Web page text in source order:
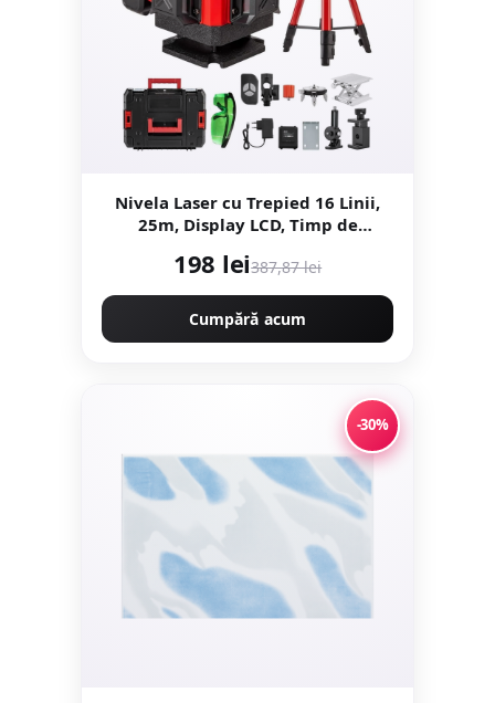
Nivela Laser cu Trepied 16 Linii,
25m, Display LCD, Timp de
Profesional, CAMPION
PROFESIONAL CMP1727
198 lei387,87 lei
Cumpără acum
-30%